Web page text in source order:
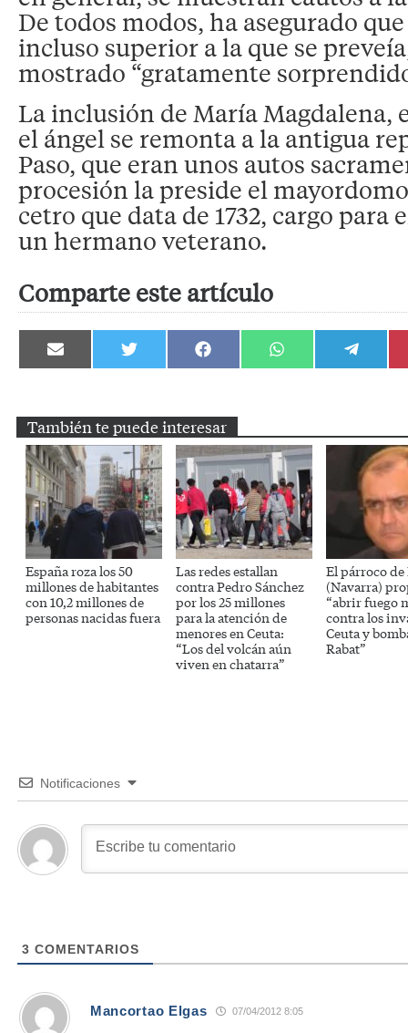
De todos modos, ha asegurado
incluso superior a la que se
mostrado “gratamente
La inclusión de María Magdalena,
el ángel se remonta a la antigua
Paso, que eran unos autos
procesión la preside el
cetro que data de 1732, cargo para
un hermano veterano.
Comparte este artículo
Compartir
en
Compartir
en
Compartir
en
Compartir
en
Compartir
en
También te puede interesar
España roza los 50
millones de habitantes
con 10,2 millones de
personas nacidas fuera
Las redes estallan
contra Pedro Sánchez
por los 25 millones
para la atención de
menores en Ceuta:
“Los del volcán aún
viven en chatarra”
El párroco
(Navarra)
“abrir fuego
contra los
Ceuta y
Rabat”
Notificaciones
3 COMENTARIOS
Mancortao Elgas 07/04/2012 8:05